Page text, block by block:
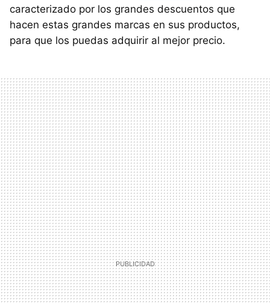
caracterizado por los grandes descuentos que
hacen estas grandes marcas en sus productos,
para que los puedas adquirir al mejor precio.